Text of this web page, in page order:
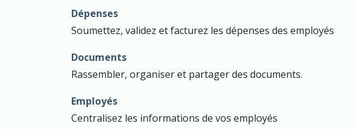
Dépenses
Soumettez, validez et facturez les dépenses des employés
Documents
Rassembler, organiser et partager des documents.
Employés
Centralisez les informations de vos employés